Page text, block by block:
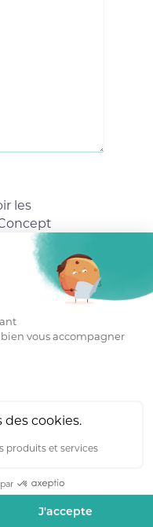
les